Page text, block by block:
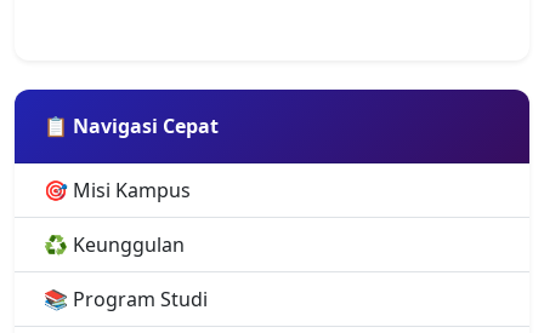
📋 Navigasi Cepat
🎯 Misi Kampus
♻️ Keunggulan
📚 Program Studi